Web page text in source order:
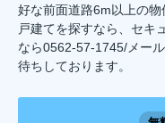
好な前面道路6m以上の
戸建てを探すなら、セキ
なら0562-57-1745/メー
待ちしております。